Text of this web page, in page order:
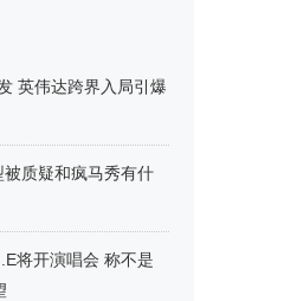
英伟达跨界入局引爆
质疑和疯马秀有什
将开演唱会 称不是